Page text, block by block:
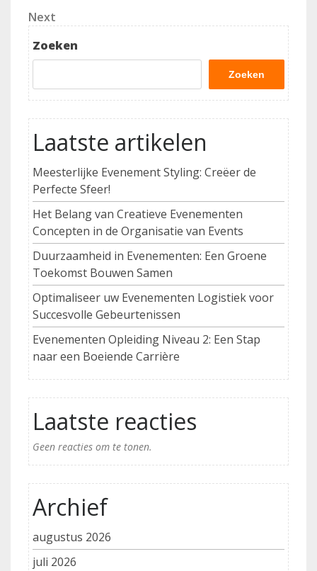
Next
Post
Next
Zoeken
Zoeken
Laatste artikelen
Meesterlijke Evenement Styling: Creëer de
Perfecte Sfeer!
Het Belang van Creatieve Evenementen
Concepten in de Organisatie van Events
Duurzaamheid in Evenementen: Een Groene
Toekomst Bouwen Samen
Optimaliseer uw Evenementen Logistiek voor
Succesvolle Gebeurtenissen
Evenementen Opleiding Niveau 2: Een Stap
naar een Boeiende Carrière
Laatste reacties
Geen reacties om te tonen.
Archief
augustus 2026
juli 2026